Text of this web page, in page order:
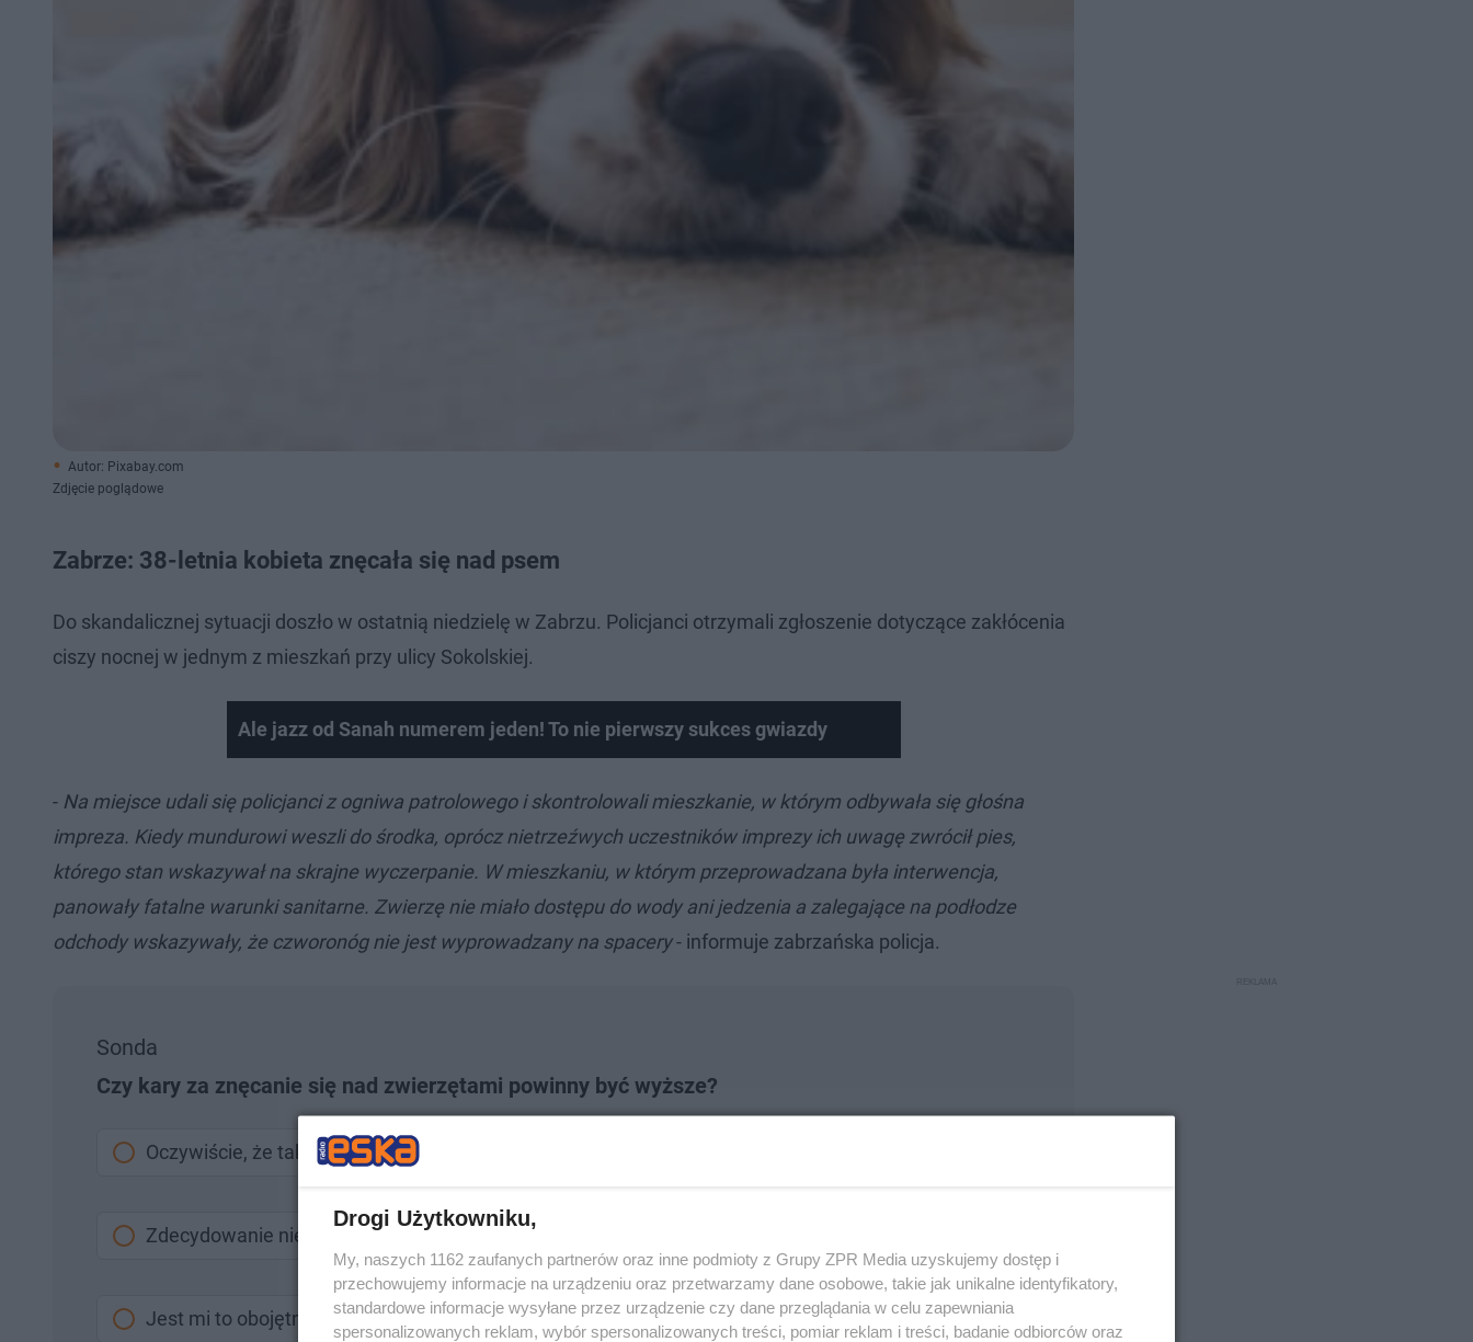
Autor: Pixabay.com
Zdjęcie poglądowe
Zabrze: 38-letnia kobieta znęcała się nad psem
Do skandalicznej sytuacji doszło w ostatnią niedzielę w Zabrzu. Policjanci otrzymali zgłoszenie dotyczące zakłócenia
ciszy nocnej w jednym z mieszkań przy ulicy Sokolskiej.
Ale jazz od Sanah numerem jeden! To nie pierwszy sukces gwiazdy
- Na miejsce udali się policjanci z ogniwa patrolowego i skontrolowali mieszkanie, w którym odbywała się głośna
impreza. Kiedy mundurowi weszli do środka, oprócz nietrzeźwych uczestników imprezy ich uwagę zwrócił pies,
którego stan wskazywał na skrajne wyczerpanie. W mieszkaniu, w którym przeprowadzana była interwencja,
panowały fatalne warunki sanitarne. Zwierzę nie miało dostępu do wody ani jedzenia a zalegające na podłodze
odchody wskazywały, że czworonóg nie jest wyprowadzany na spacery- informuje zabrzańska policja.
Sonda
Czy kary za znęcanie się nad zwierzętami powinny być wyższe?
Oczywiście, że tak
Zdecydowanie nie
Jest mi to obojętne
Drogi Użytkowniku,
My, naszych 1162 zaufanych partnerów oraz inne podmioty z Grupy ZPR Media uzyskujemy dostęp i
przechowujemy informacje na urządzeniu oraz przetwarzamy dane osobowe, takie jak unikalne identyfikatory,
standardowe informacje wysyłane przez urządzenie czy dane przeglądania w celu zapewniania
spersonalizowanych reklam, wybór spersonalizowanych treści, pomiar reklam i treści, badanie odbiorców oraz